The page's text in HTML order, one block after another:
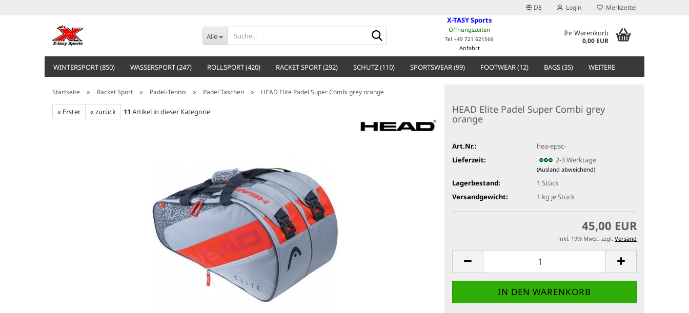
DE Login Merkzettel
Alle
X-TASY Sports
Öffnungszeiten
Tel +49 721 621566
Anfahrt
Ihr Warenkorb
0,00 EUR
WINTERSPORT (850) WASSERSPORT (247) ROLLSPORT (420) RACKET SPORT (292) SCHUTZ (110) SPORTSWEAR (99) FOOTWEAR (12) BAGS (35) WEITERE
Startseite » Racket Sport » Padel-Tennis » Padel Taschen » HEAD Elite Padel Super Combi grey orange
« Erster « zurück 11 Artikel in dieser Kategorie HEAD Elite Padel Super Combi grey
orange
Art.Nr.:
hea-epsc-
Lieferzeit:
2-3 Werktage
(Ausland abweichend)
Lagerbestand: 1 Stück
Versandgewicht:
1 kg je Stück
45,00 EUR
inkl. 19% MwSt. zzgl. Versand